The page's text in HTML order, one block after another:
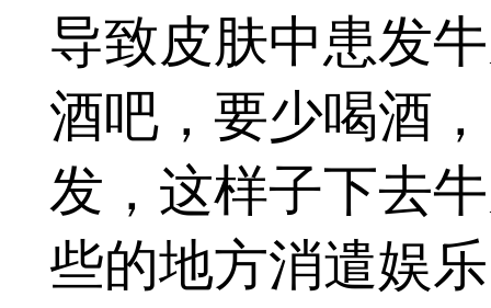
导致皮肤中患发
酒吧，要少喝酒
发，这样子下去
些的地方消遣娱